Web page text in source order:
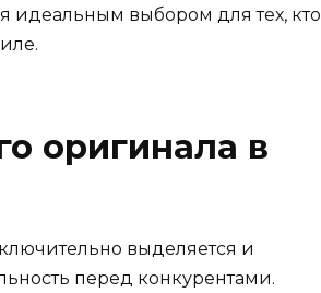
идеальным выбором для тех, кто
оригинала в
выделяется и
перед конкурентами.